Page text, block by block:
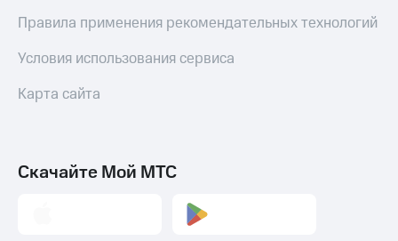
Правила применения рекомендательных технологий
Условия использования сервиса
Карта сайта
Скачайте Мой МТС